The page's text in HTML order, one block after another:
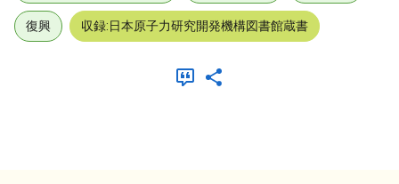
復興 収録:日本原子力研究開発機構図書館蔵書